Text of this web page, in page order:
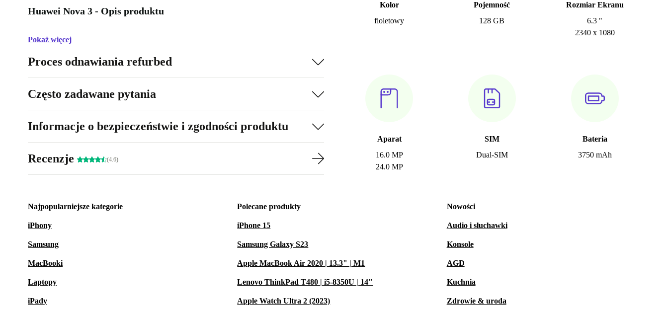
Kolor
fioletowy
Pojemność
128 GB
Rozmiar Ekranu
6.3 "
2340 x 1080
Aparat
16.0 MP
24.0 MP
SIM
Dual-SIM
Bateria
3750 mAh
Huawei Nova 3 - Opis produktu
Pokaż więcej
Proces odnawiania refurbed
Często zadawane pytania
Informacje o bezpieczeństwie i zgodności produktu
Recenzje (4.6)
Najpopularniejsze kategorie
iPhony
Samsung
MacBooki
Laptopy
iPady
Polecane produkty
iPhone 15
Samsung Galaxy S23
Apple MacBook Air 2020 | 13.3" | M1
Lenovo ThinkPad T480 | i5-8350U | 14"
Apple Watch Ultra 2 (2023)
Nowości
Audio i słuchawki
Konsole
AGD
Kuchnia
Zdrowie & uroda